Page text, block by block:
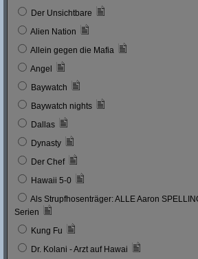
Der Unsichtbare
Alien Nation
Allein gegen die Mafia
Angel
Baywatch
Baywatch nights
Dallas
Dynasty
Der Chef
Hawaii 5-0
Als Strupfhosenträger: ALLE Aaron
Serien
Kung Fu
Dr. Kolani - Arzt auf Hawai